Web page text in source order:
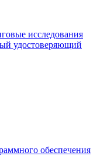
исследования
удостоверяющий
обеспечения